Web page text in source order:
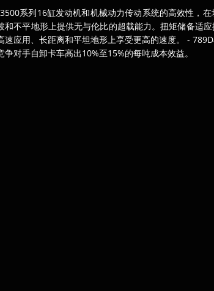
系列16缸发动机和机械动力传动系统的高效性，
和不平地形上提供无与伦比的超载能力。扭矩储备适
速应用、长距离和平坦地形上享受更高的速度。 -
争对手自卸卡车高出10%至15%的每吨成本效益。